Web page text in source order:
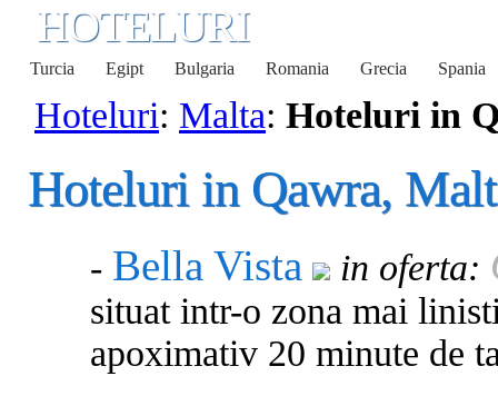
HOTELURI
Turcia Egipt Bulgaria Romania Grecia Spania
Hoteluri: Malta: Hoteluri in
Hoteluri in Qawra,
- Bella Vista in oferta:
situat intr-o zona mai
apoximativ 20 minute de